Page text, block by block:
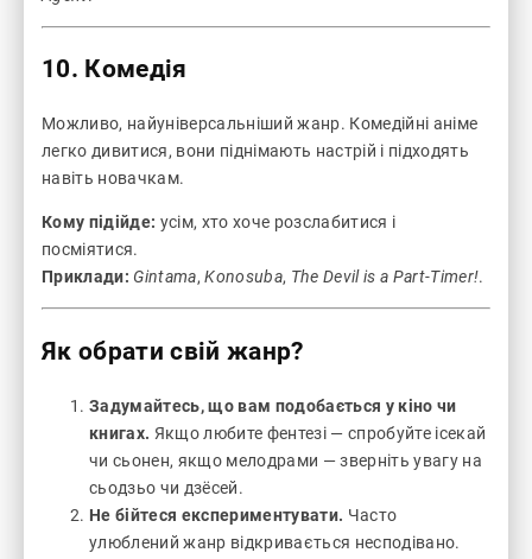
10. Комедія
Можливо, найуніверсальніший жанр. Комедійні аніме
легко дивитися, вони піднімають настрій і підходять
навіть новачкам.
Кому підійде: усім, хто хоче розслабитися і
посміятися.
Приклади: Gintama,Konosuba, The Devil is a Part-Timer!.
Як обрати свій жанр?
Задумайтесь, що вам подобається у кіно чи
книгах. Якщо любите фентезі — спробуйте ісекай
чи сьонен, якщо мелодрами — зверніть увагу на
сьодзьо чи дзёсей.
Не бійтеся експериментувати. Часто
улюблений жанр відкривається несподівано.